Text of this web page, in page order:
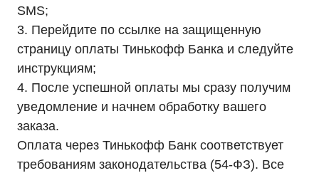
SMS;
3. Перейдите по ссылке на защищенную
страницу оплаты Тинькофф Банка и следуйте
инструкциям;
4. После успешной оплаты мы сразу получим
уведомление и начнем обработку вашего
заказа.
Оплата через Тинькофф Банк соответствует
требованиям законодательства (54-ФЗ). Все
Монтаж
Акции
Статьи
Контакты
Условия оформления заказа
Реквизиты
+7 (495) 846-88-98